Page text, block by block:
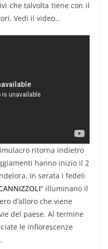
che talvolta tiene con il
Vedi il video…
ritorna indietro
hanno inizio il 2
In serata i fedeli
” illuminano il
d’alloro che viene
del paese. Al termine
le infiorescenze